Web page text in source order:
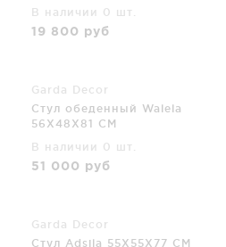
В наличии 0 шт.
19 800 руб
Garda Decor
Стул обеденный Walela
56X48X81 CM
В наличии 0 шт.
51 000 руб
Garda Decor
Стул Adsila 55X55X77 CM